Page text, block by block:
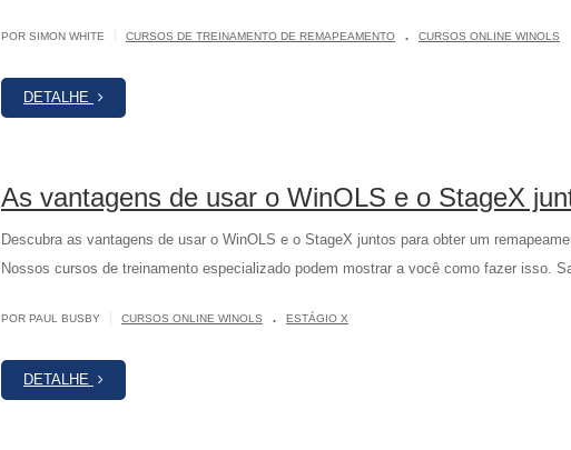
POR SIMON WHITE CURSOS DE TREINAMENTO DE REMAPEAMENTO . CURSOS ONLINE WINOLS
DETALHE
As vantagens de usar o WinOLS e o StageX
Descubra as vantagens de usar o WinOLS e o StageX juntos para obter um
Nossos cursos de treinamento especializado podem mostrar a você como fazer isso.
POR PAUL BUSBY CURSOS ONLINE WINOLS . ESTÁGIO X
DETALHE